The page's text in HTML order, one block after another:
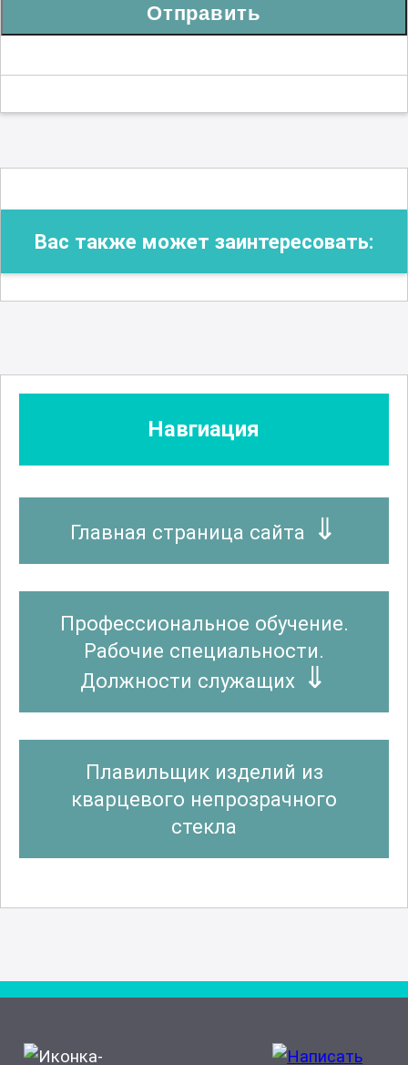
Отправить
Вас также может заинтересовать:
Навгиация
Главная страница сайта
Профессиональное обучение.
Рабочие специальности.
Должности служащих
Плавильщик изделий из
кварцевого непрозрачного
стекла